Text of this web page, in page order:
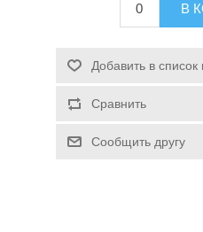
В
Добавить в
Сравнить
Сообщить другу